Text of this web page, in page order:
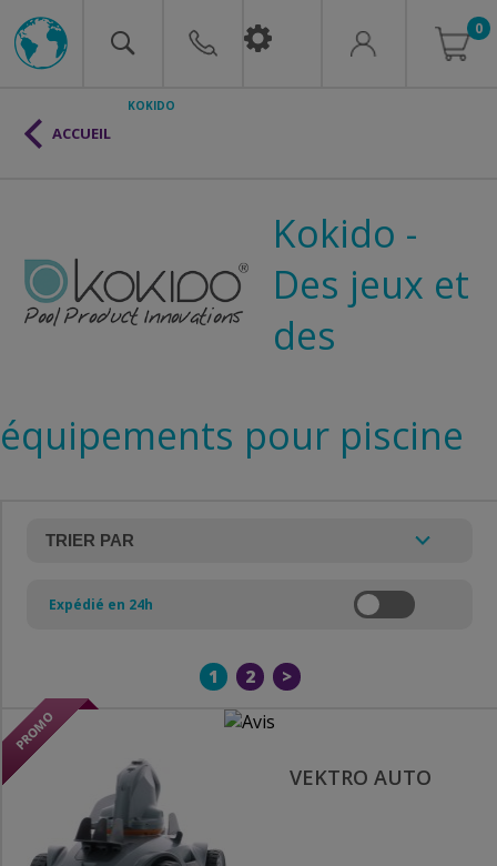
0
Kokido -
Des jeux et
des
équipements pour piscine
Expédié en 24h
1 2 >
VEKTRO AUTO
ACCUEIL
KOKIDO